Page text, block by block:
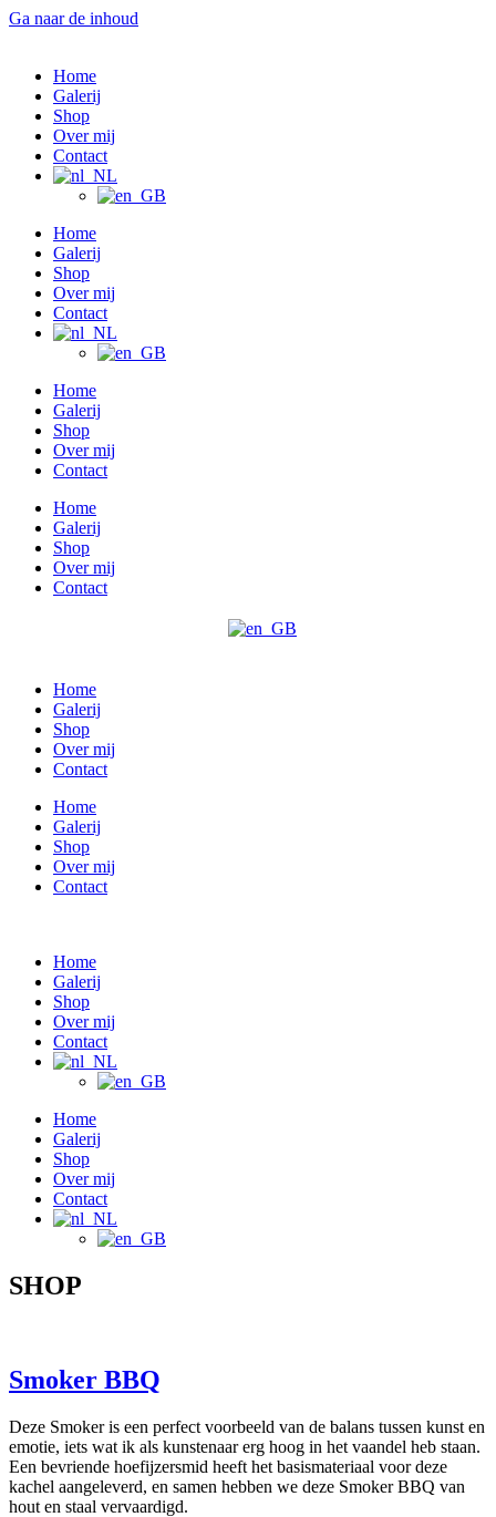
Ga naar de inhoud
Home
Galerij
Shop
Over mij
Contact
Home
Galerij
Shop
Over mij
Contact
Home
Galerij
Shop
Over mij
Contact
Home
Galerij
Shop
Over mij
Contact
Home
Galerij
Shop
Over mij
Contact
Home
Galerij
Shop
Over mij
Contact
Home
Galerij
Shop
Over mij
Contact
Home
Galerij
Shop
Over mij
Contact
SHOP
Smoker BBQ
Deze Smoker is een perfect voorbeeld van de balans tussen kunst en
emotie, iets wat ik als kunstenaar erg hoog in het vaandel heb staan.
Een bevriende hoefijzersmid heeft het basismateriaal voor deze
kachel aangeleverd, en samen hebben we deze Smoker BBQ van
hout en staal vervaardigd.